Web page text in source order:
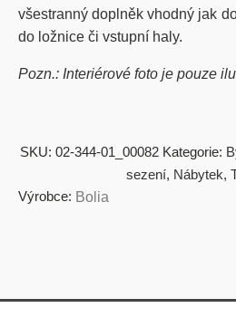
všestranný doplněk vhodný jak
do ložnice či vstupní haly.
Pozn.: Interiérové foto je pouze
SKU: 02-344-01_00082 Kategorie:
sezení, Nábytek,
Výrobce: Bolia